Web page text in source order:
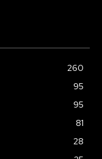
260
95
95
81
28